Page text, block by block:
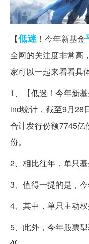
【低迷 ！今年新基金
全网的关注度非常高
家可以一起来看看具
1、【低迷！今年新
ind统计，截至9月28
合计发行份额7745亿
份。
2、相比往年，单只
3、值得一提的是，
4、其中，单只主动
5、此外，今年股票